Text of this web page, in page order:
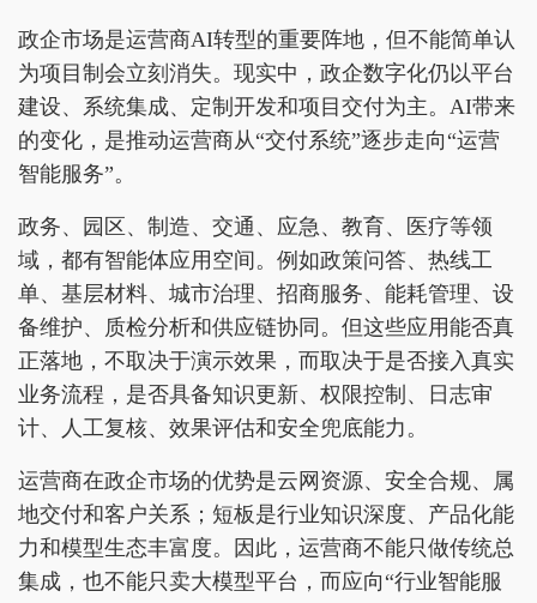
政企市场是运营商AI转型的重要阵地，但不能简单认
为项目制会立刻消失。现实中，政企数字化仍以平台
建设、系统集成、定制开发和项目交付为主。AI带来
的变化，是推动运营商从“交付系统”逐步走向“运营
智能服务”。
政务、园区、制造、交通、应急、教育、医疗等领
域，都有智能体应用空间。例如政策问答、热线工
单、基层材料、城市治理、招商服务、能耗管理、设
备维护、质检分析和供应链协同。但这些应用能否真
正落地，不取决于演示效果，而取决于是否接入真实
业务流程，是否具备知识更新、权限控制、日志审
计、人工复核、效果评估和安全兜底能力。
运营商在政企市场的优势是云网资源、安全合规、属
地交付和客户关系；短板是行业知识深度、产品化能
力和模型生态丰富度。因此，运营商不能只做传统总
集成，也不能只卖大模型平台，而应向“行业智能服